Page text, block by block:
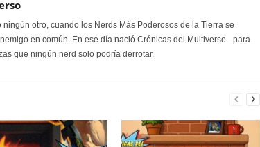
ningún otro, cuando los Nerds Más Poderosos de la Tierra se
en común. En ese día nació Crónicas del Multiverso - para
que ningún nerd solo podría derrotar.